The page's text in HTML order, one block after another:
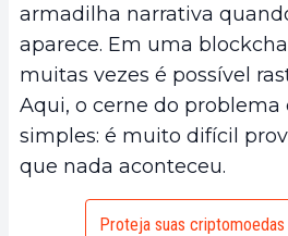
armadilha narrativa
aparece. Em uma
muitas vezes é possível
Aqui, o cerne do problema
simples: é muito difícil
que nada aconteceu.
Proteja suas